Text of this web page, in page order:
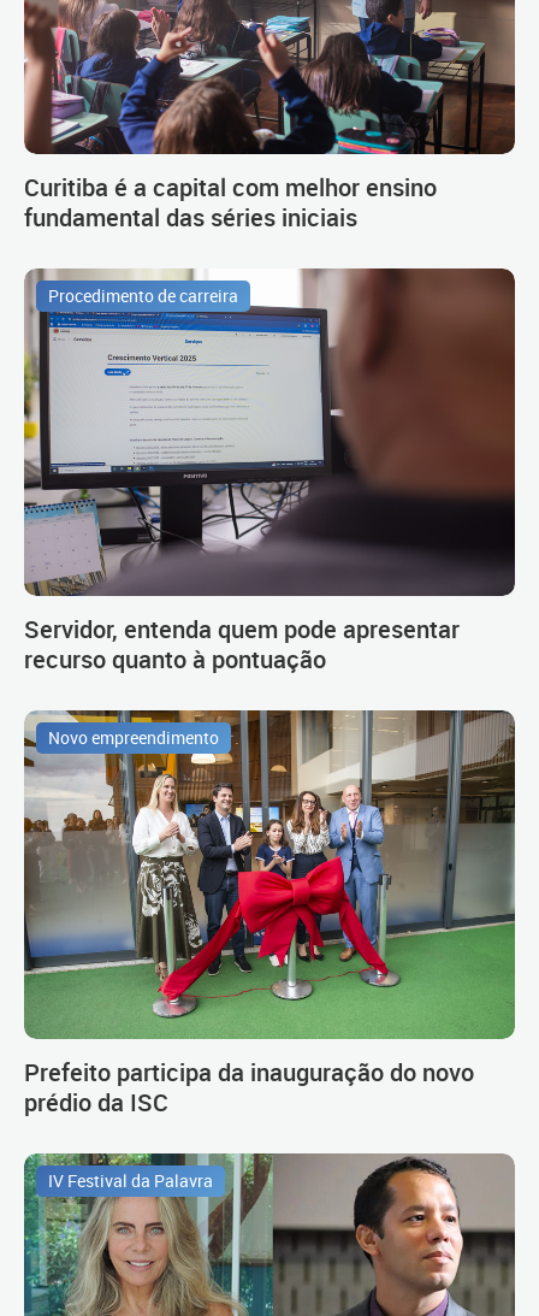
Curitiba é a capital com melhor ensino
fundamental das séries iniciais
Procedimento de carreira
Servidor, entenda quem pode apresentar
recurso quanto à pontuação
Novo empreendimento
Prefeito participa da inauguração do novo
prédio da ISC
IV Festival da Palavra